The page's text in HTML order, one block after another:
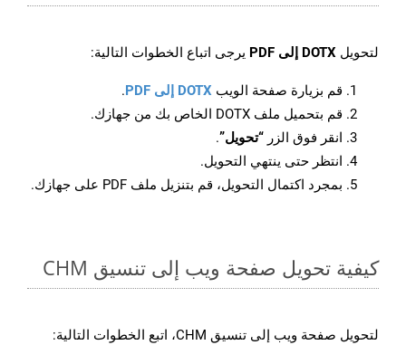
لتحويل DOTX إلى PDF يرجى اتباع الخطوات التالية:
قم بزيارة صفحة الويب DOTX إلى PDF
.
قم بتحميل ملف DOTX الخاص بك من جهازك.
انقر فوق الزر “تحويل”.
انتظر حتى ينتهي التحويل.
بمجرد اكتمال التحويل، قم بتنزيل ملف PDF على جهازك.
كيفية تحويل صفحة ويب إلى تنسيق CHM
لتحويل صفحة ويب إلى تنسيق CHM، اتبع الخطوات التالية: